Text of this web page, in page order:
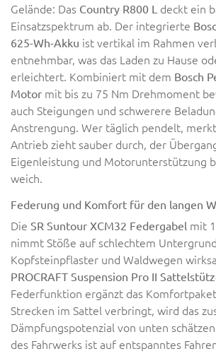
Gelände: Das Country R800 L deckt ein
Einsatzspektrum ab. Der integrierte
625-Wh-Akku ist vertikal im Rahmen
entnehmbar, was das Laden zu Hause
erleichtert. Kombiniert mit dem Bosch
Motor mit bis zu 75 Nm Drehmoment
auch Steigungen und schwerere
Anstrengung. Wer täglich pendelt,
Antrieb zieht sauber durch, der
Eigenleistung und Motorunterstützung
weich.
Federung und Komfort für den langen
Die SR Suntour XCM32 Federgabel mit
nimmt Stöße auf schlechtem
Kopfsteinpflaster und Waldwegen
PROCRAFT Suspension Pro II
Federfunktion ergänzt das
Strecken im Sattel verbringt, wird das
Dämpfungspotenzial von unten
des Fahrwerks ist auf entspanntes